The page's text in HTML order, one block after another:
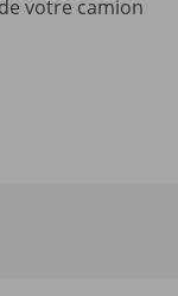
votre camion